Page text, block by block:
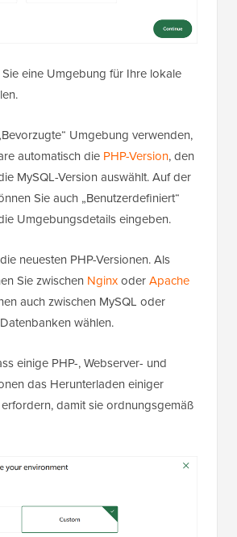
eine Umgebung für Ihre lokale
Umgebung verwenden,
automatisch die PHP-Version, den
MySQL-Version auswählt. Auf der
Sie auch „Benutzerdefiniert“
Umgebungsdetails eingeben.
neuesten PHP-Versionen. Als
Sie zwischen NginxoderApache
auch zwischen MySQL oder
wählen.
einige PHP-, Webserver- und
das Herunterladen einiger
damit sie ordnungsgemäß